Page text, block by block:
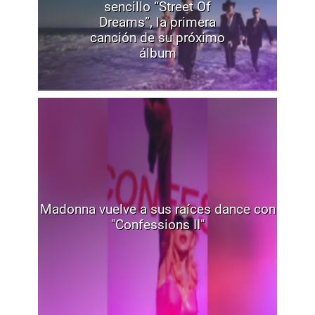
sencillo “Street Of
Dreams”, la primera
canción de su próximo
álbum
Madonna vuelve a sus raíces dance con
"Confessions II"